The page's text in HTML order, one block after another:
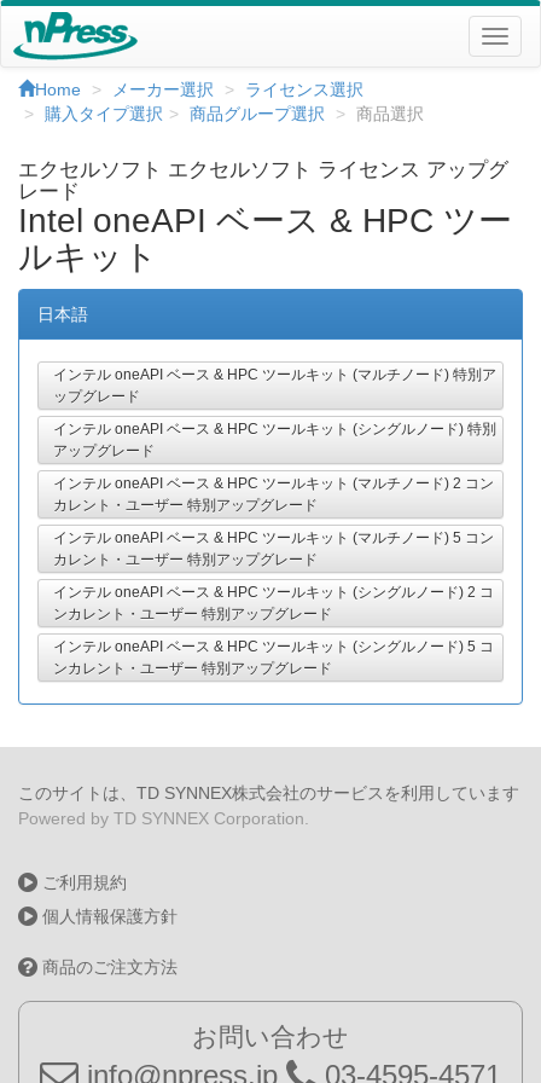
Home メーカー選択
ライセンス選択
購入タイプ選択
商品グループ選択 商品選択
エクセルソフト エクセルソフト ライセンス アップグ
レード
Intel oneAPI ベース & HPC ツー
ルキット
日本語
インテル oneAPI ベース & HPC ツールキット (マルチノード) 特別ア
ップグレード
インテル oneAPI ベース & HPC ツールキット (シングルノード) 特別
アップグレード
インテル oneAPI ベース & HPC ツールキット (マルチノード) 2 コン
カレント・ユーザー 特別アップグレード
インテル oneAPI ベース & HPC ツールキット (マルチノード) 5 コン
カレント・ユーザー 特別アップグレード
インテル oneAPI ベース & HPC ツールキット (シングルノード) 2 コ
ンカレント・ユーザー 特別アップグレード
インテル oneAPI ベース & HPC ツールキット (シングルノード) 5 コ
ンカレント・ユーザー 特別アップグレード
このサイトは、TD SYNNEX株式会社のサービスを利用しています
Powered by TD SYNNEX Corporation.
ご利用規約
個人情報保護方針
商品のご注文方法
お問い合わせ
info@npress.jp 03-4595-4571